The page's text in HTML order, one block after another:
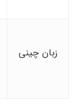
زبان چینی